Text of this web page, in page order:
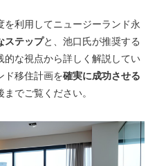
利用してニュージーランド永
ステップと、池口氏が推奨する
的な視点から詳しく解説してい
ド移住計画を確実に成功させる
でご覧ください。